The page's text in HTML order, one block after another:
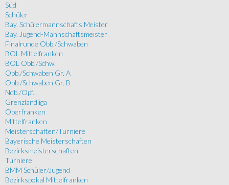
Süd
Schüler
Bay. Schülermannschafts Meister
Bay. Jugend-Mannschaftsmeister
Finalrunde Obb./Schwaben
BOL Mittelfranken
BOL Obb./Schw.
Obb./Schwaben Gr. A
Obb./Schwaben Gr. B
Ndb./Opf.
Grenzlandliga
Oberfranken
Mittelfranken
Meisterschaften/Turniere
Bayerische Meisterschaften
Bezirksmeisterschaften
Turniere
BMM Schüler/Jugend
Bezirkspokal Mittelfranken